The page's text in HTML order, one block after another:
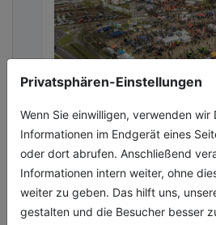
Privatsphären-Einstellungen
Wenn Sie einwilligen, verwenden wir
Informationen im Endgerät eines
oder dort abrufen. Anschließend
Informationen intern weiter, ohne
weiter zu geben. Das hilft uns,
gestalten und die Besucher besser
FORST live 2026
Rekordanmeldungen von
Congress Format
Klimapositive Waldwirtschaft
09.03.2026, Lesezeit ca. 2